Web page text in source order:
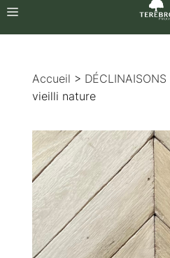
contenu
Menu
Accueil > DÉCLINAISONS
vieilli nature